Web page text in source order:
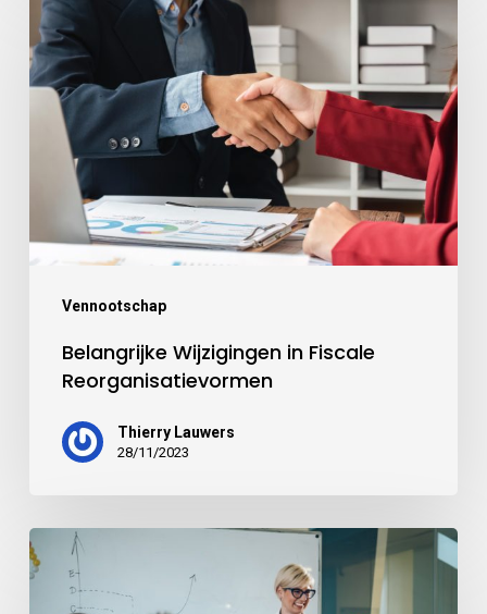
Vennootschap
Belangrijke Wijzigingen in Fiscale
Reorganisatievormen
Thierry Lauwers
28/11/2023